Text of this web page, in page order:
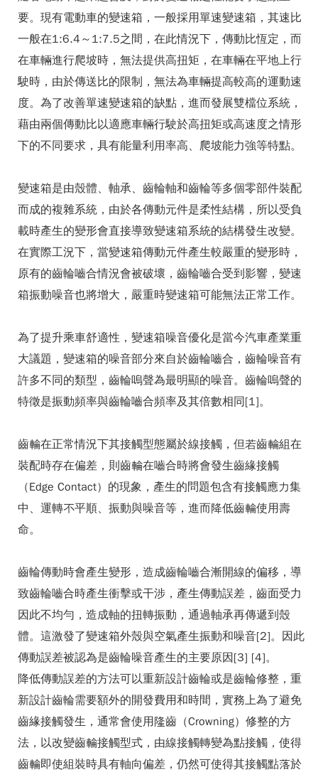
要。現有電動車的變速箱，一般採用單速變速箱，其速比
一般在1:6.4～1:7.5之間，在此情況下，傳動比恆定，而
在車輛進行爬坡時，無法提供高扭矩，在車輛在平地上行
駛時，由於傳送比的限制，無法為車輛提高較高的運動速
度。為了改善單速變速箱的缺點，進而發展雙檔位系統，
藉由兩個傳動比以適應車輛行駛於高扭矩或高速度之情形
下的不同要求，具有能量利用率高、爬坡能力強等特點。
變速箱是由殼體、軸承、齒輪軸和齒輪等多個零部件裝配
而成的複雜系統，由於各傳動元件是柔性結構，所以受負
載時產生的變形會直接導致變速箱系統的結構發生改變。
在實際工況下，當變速箱傳動元件產生較嚴重的變形時，
原有的齒輪嚙合情況會被破壞，齒輪嚙合受到影響，變速
箱振動噪音也將增大，嚴重時變速箱可能無法正常工作。
為了提升乘車舒適性，變速箱噪音優化是當今汽車產業重
大議題，變速箱的噪音部分來自於齒輪嚙合，齒輪噪音有
許多不同的類型，齒輪嗚聲為最明顯的噪音。齒輪嗚聲的
特徵是振動頻率與齒輪嚙合頻率及其倍數相同[1]。
齒輪在正常情況下其接觸型態屬於線接觸，但若齒輪組在
裝配時存在偏差，則齒輪在嚙合時將會發生齒緣接觸
（Edge Contact）的現象，產生的問題包含有接觸應力集
中、運轉不平順、振動與噪音等，進而降低齒輪使用壽
命。
齒輪傳動時會產生變形，造成齒輪嚙合漸開線的偏移，導
致齒輪嚙合時產生衝擊或干涉，產生傳動誤差，齒面受力
因此不均勻，造成軸的扭轉振動，通過軸承再傳遞到殼
體。這激發了變速箱外殼與空氣產生振動和噪音[2]。因此
傳動誤差被認為是齒輪噪音產生的主要原因[3] [4]。
降低傳動誤差的方法可以重新設計齒輪或是齒輪修整，重
新設計齒輪需要額外的開發費用和時間，實務上為了避免
齒緣接觸發生，通常會使用隆齒（Crowning）修整的方
法，以改變齒輪接觸型式，由線接觸轉變為點接觸，使得
齒輪即使組裝時具有軸向偏差，仍然可使得其接觸點落於